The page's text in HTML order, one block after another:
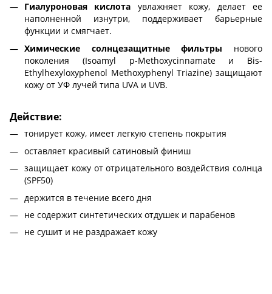
Гиалуроновая кислота увлажняет кожу, делает ее
наполненной изнутри, поддерживает барьерные
функции и смягчает.
Химические солнцезащитные фильтры нового
поколения (Isoamyl p-Methoxycinnamate и Bis-
Ethylhexyloxyphenol Methoxyphenyl Triazine) защищают
кожу от УФ лучей типа UVA и UVB.
Действие:
тонирует кожу, имеет легкую степень покрытия
оставляет красивый сатиновый финиш
защищает кожу от отрицательного воздействия солнца
(SPF50)
держится в течение всего дня
не содержит синтетических отдушек и парабенов
не сушит и не раздражает кожу